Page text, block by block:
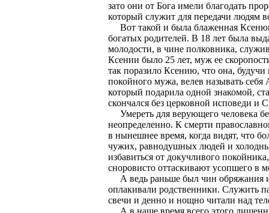
зато они от Бога имели благодать
который служит для передачи людям
Вот такой и была блаженная
богатых родителей. В 18 лет была
молодости, в чине полковника,
Ксении было 25 лет, муж ее
так поразило Ксению, что она,
покойного мужа, велев называть
который подарила одной знакомой,
скончался без церковной исповеди и
Умереть для верующего человека
неопределенно. К смерти
в нынешнее время, когда видят, что
чужих, равнодушных людей и
избавиться от докучливого
сноровисто оттаскивают усопшего в
А ведь раньше был чин обряжания
оплакивали родственники. Служить
свечи и денно и нощно читали над
А в наше время всего этого